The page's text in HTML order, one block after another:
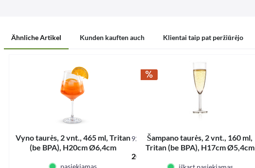
Ähnliche Artikel Kunden kauften auch Klientai taip pat peržiūrėjo
Vyno taurės, 2 vnt., 465 ml, Tritan
(be BPA), H20cm Ø6,4cm
929491
20,35 € *
pasiekiamas
Šampano taurės, 2 vnt., 160 ml,
Tritan (be BPA), H17cm Ø5,4cm